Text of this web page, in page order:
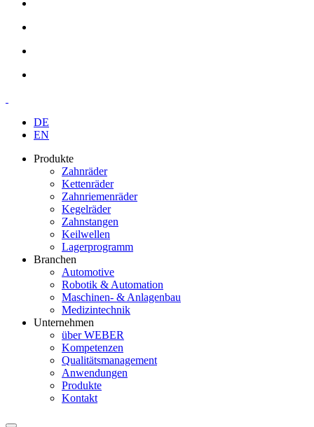
DE
EN
Produkte
Zahnräder
Kettenräder
Zahnriemenräder
Kegelräder
Zahnstangen
Keilwellen
Lagerprogramm
Branchen
Automotive
Robotik & Automation
Maschinen- & Anlagenbau
Medizintechnik
Unternehmen
über WEBER
Kompetenzen
Qualitätsmanagement
Anwendungen
Produkte
Kontakt